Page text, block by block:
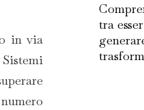
in via
tra